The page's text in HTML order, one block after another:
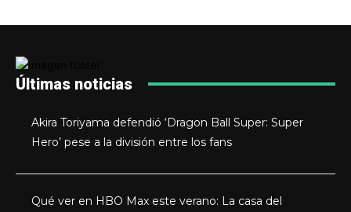
Últimas noticias
Akira Toriyama defendió ‘Dragon Ball Super: Super
Hero’ pese a la división entre los fans
Qué ver en HBO Max este verano: La casa del